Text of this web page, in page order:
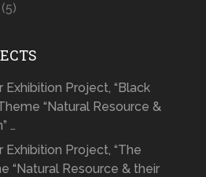
(5)
Exhibition Project, “Black
“Natural Resource &
…
Exhibition Project, “The
“Natural Resource & their